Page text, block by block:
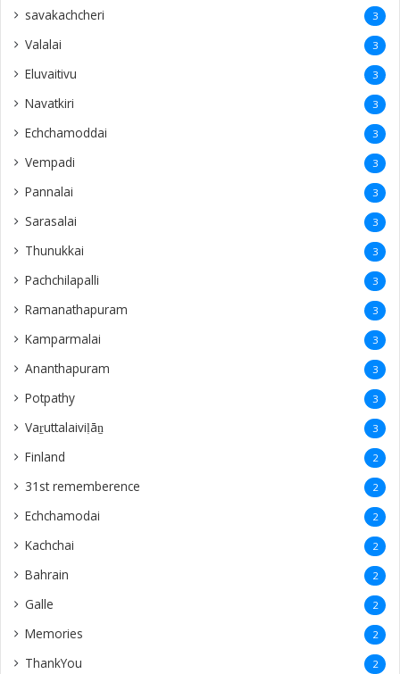
savakachcheri 3
Valalai 3
Eluvaitivu 3
Navatkiri 3
Echchamoddai 3
Vempadi 3
Pannalai 3
Sarasalai 3
Thunukkai 3
Pachchilapalli 3
Ramanathapuram 3
Kamparmalai 3
Ananthapuram 3
‎Potpathy 3
Vaṟuttalaiviḷāṉ 3
Finland 2
31st rememberence 2
Echchamodai 2
Kachchai 2
Bahrain 2
Galle 2
Memories 2
ThankYou 2